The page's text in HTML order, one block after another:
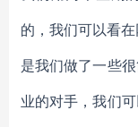
的，我们可以看
是我们做了一些
业的对手，我们